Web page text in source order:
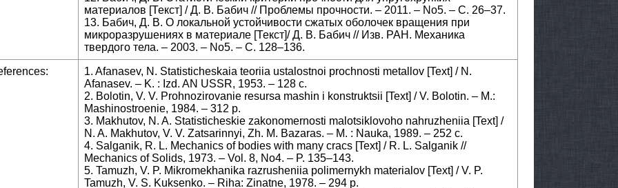
материалов [Текст] / Д. В. Бабич // Проблемы прочности. – 2011. – No5. – C. 26–37.
13. Бабич, Д. В. О локальной устойчивости сжатых оболочек вращения при
микроразрушениях в материале [Текст]/ Д. В. Бабич // Изв. РАН. Механика
твердого тела. – 2003. – No5. – C. 128–136.
1. Afanasev, N. Statisticheskaia teoriia ustalostnoi prochnosti metallov [Text] / N.
Afanasev. – K. : Izd. AN USSR, 1953. – 128 c.
2. Bolotin, V. V. Prohnozirovanie resursa mashin i konstruktsii [Text] / V. Bolotin. – M.:
Mashinostroenie, 1984. – 312 p.
3. Makhutov, N. A. Statisticheskie zakonomernosti malotsiklovoho nahruzheniia [Text] /
N. A. Makhutov, V. V. Zatsarinnyi, Zh. M. Bazaras. – M. : Nauka, 1989. – 252 c.
4. Salganik, R. L. Mechanics of bodies with many cracs [Text] / R. L. Salganik //
Mechanics of Solids, 1973. – Vol. 8, No4. – P. 135–143.
5. Tamuzh, V. P. Mikromekhanika razrusheniia polimernykh materialov [Text] / V. P.
Tamuzh, V. S. Kuksenko. – Riha: Zinatne, 1978. – 294 p.